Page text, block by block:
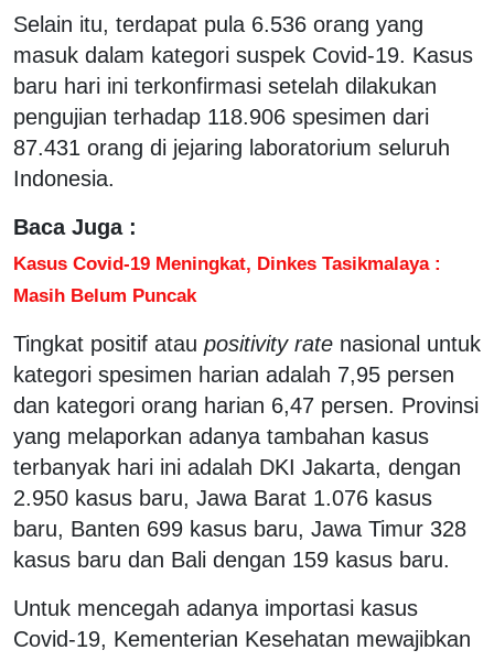
Selain itu, terdapat pula 6.536 orang yang
masuk dalam kategori suspek Covid-19. Kasus
baru hari ini terkonfirmasi setelah dilakukan
pengujian terhadap 118.906 spesimen dari
87.431 orang di jejaring laboratorium seluruh
Indonesia.
Baca Juga :
Kasus Covid-19 Meningkat, Dinkes Tasikmalaya :
Masih Belum Puncak
Tingkat positif atau positivity rate nasional untuk
kategori spesimen harian adalah 7,95 persen
dan kategori orang harian 6,47 persen. Provinsi
yang melaporkan adanya tambahan kasus
terbanyak hari ini adalah DKI Jakarta, dengan
2.950 kasus baru, Jawa Barat 1.076 kasus
baru, Banten 699 kasus baru, Jawa Timur 328
kasus baru dan Bali dengan 159 kasus baru.
Untuk mencegah adanya importasi kasus
Covid-19, Kementerian Kesehatan mewajibkan